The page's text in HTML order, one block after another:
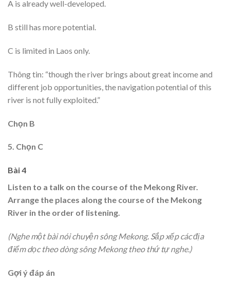
A is already well-developed.
B still has more potential.
C is limited in Laos only.
Thông tin: “though the river brings about great income and
different job opportunities, the navigation potential of this
river is not fully exploited.”
Chọn B
5. Chọn C
Bài 4
Listen to a talk on the course of the Mekong River.
Arrange the places along the course of the Mekong
River in the order of listening.
(Nghe một bài nói chuyện sông Mekong. Sắp xếp các địa
điểm dọc theo dòng sông Mekong theo thứ tự nghe.)
Gợi ý đáp án